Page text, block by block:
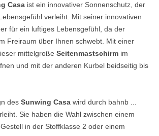
Casa ist ein innovativer Sonnenschutz, der
verleiht. Mit seiner innovativen
für ein luftiges Lebensgefühl, da der
Freiraum über Ihnen schwebt. Mit einer
mittelgroße Seitenmastschirm im
und mit der anderen Kurbel beidseitig bis
des Sunwing Casa wird durch bahnb ...
Sie haben die Wahl zwischen einem
in der Stoffklasse 2 oder einem